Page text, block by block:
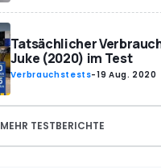
Tatsächlicher
Juke (2020) im Test
Verbrauchstests-19 Aug. 2020
MEHR TESTBERICHTE